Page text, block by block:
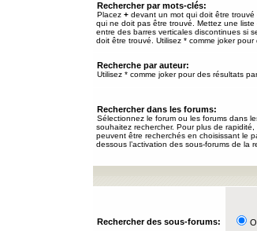
Rechercher par mots-clés:
Placez + devant un mot qui doit être trouvé
qui ne doit pas être trouvé. Mettez une
entre des barres verticales discontinues si
doit être trouvé. Utilisez * comme joker pour
Recherche par auteur:
Utilisez * comme joker pour des résultats
Rechercher dans les forums:
Sélectionnez le forum ou les forums dans
souhaitez rechercher. Pour plus de
peuvent être recherchés en choisissant le
dessous l’activation des sous-forums de la
Rechercher des sous-forums: